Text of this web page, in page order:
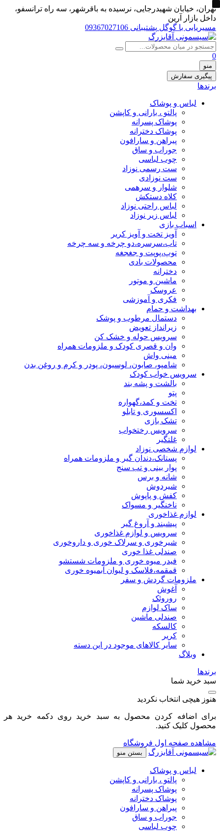
تهران، خيابان شهيدرجايى، نرسیده به باقرشهر، سه راه ترانسفو،
داخل بازار آرین
مسیریابی با گوگل پشتیبانی 09367027106
0
منو
پیگیری سفارش
برندها
لباس و پوشاک
پالتو ، بارانی و کاپشن
پوشاک پسرانه
پوشاک دخترانه
پیراهن و سارافون
جوراب و ساق
چوب لباسی
ست رسمی نوزاد
ست نوزادی
شلوار و سرهمی
کلاه دستکش
لباس راحتی نوزاد
لباس زیر نوزاد
اسباب بازی
آویز تخت و آویز کریر
تاب،سرسره،دو چرخه و سه چرخه
توپ،پوپت و جغجغه
محصولات بادی
دخترانه
ماشین و موتور
عروسک
فکری و آموزشی
بهداشت و حمام
دستمال مرطوب و پوشک
زیرانداز تعویض
سرویس حوله و خشک کن
وان و قصری کودک و ملزومات همراه
مینی واش
شامپو، صابون، لوسیون، پودر و کرم و روغن بدن
سرویس خواب کودک
بالشت و پشه بند
پتو
تخت و کمد،گهواره
اکسسوری و تابلو
تشک بازی
سرویس رختخواب
غلتگیر
لوازم شخصی نوزاد
پستانک،دندان گیر و ملزومات همراه
پوار بینی و تب سنج
شانه و برس
شیردوش
کفش و پاپوش
ناخنگیر و مسواک
لوازم غذاخوری
پیشبند و آروغ گیر
سرویس و لوازم غذاخوری
شیرخوری و سرلاک خوری و داروخوری
صندلی غذا خوری
فیدر میوه خوری و ملزومات شستشو
قمقمه،فلاسک و لیوان آبمیوه خوری
ملزومات گردش و سفر
آغوش
روروئک
ساک لوازم
صندلی ماشین
کالسکه
کریر
سایر کالاهای موجود در این دسته
وبلاگ
برندها
سبد خرید شما
هنوز هیچی انتخاب نکردید
برای اضافه کردن محصول به سبد خرید روی دکمه خرید هر
محصول کلیک کنید.
مشاهده صفحه اول فروشگاه
بستن منو
لباس و پوشاک
پالتو ، بارانی و کاپشن
پوشاک پسرانه
پوشاک دخترانه
پیراهن و سارافون
جوراب و ساق
چوب لباسی